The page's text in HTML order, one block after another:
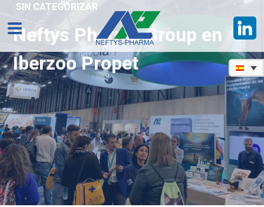
SIN CATEGORIZAR
Neftys Pharma Group en
Iberzoo Propet